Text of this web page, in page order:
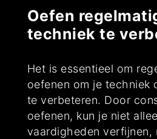
Oefen
techniek te
Het is essentieel om
oefenen om je techniek
te verbeteren. Door
oefenen, kun je niet
vaardigheden verfijnen,